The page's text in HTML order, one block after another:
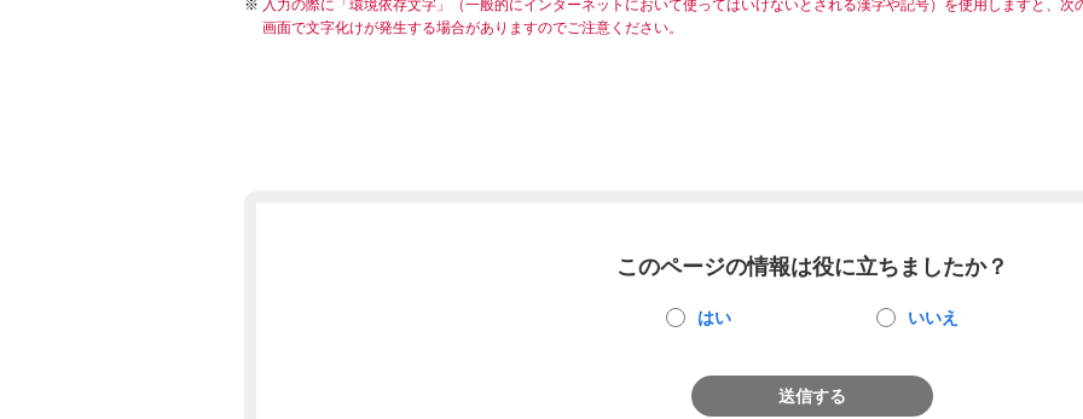
入力の際に「環境依存文字」（一般的にインターネットにおいて使ってはいけないとされる漢字や記号）を使用しますと、次
画面で文字化けが発生する場合がありますのでご注意ください。
このページの情報は役に立ちましたか？
はい いいえ
送信する